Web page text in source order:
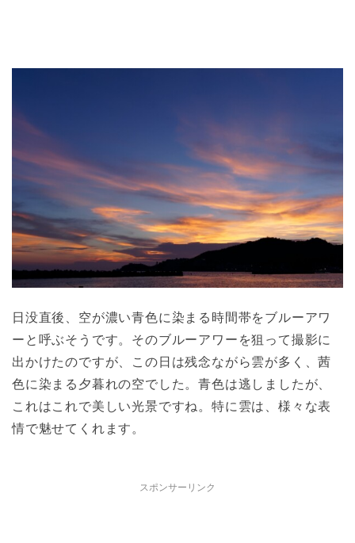
日没直後、空が濃い青色に染まる時間帯をブルーアワ
ーと呼ぶそうです。そのブルーアワーを狙って撮影に
出かけたのですが、この日は残念ながら雲が多く、茜
色に染まる夕暮れの空でした。青色は逃しましたが、
これはこれで美しい光景ですね。特に雲は、様々な表
情で魅せてくれます。
スポンサーリンク